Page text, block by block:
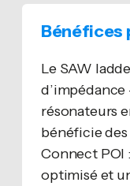
Bénéfices
Le SAW
résonateurs
bénéficie des
Connect POI
optimisé et